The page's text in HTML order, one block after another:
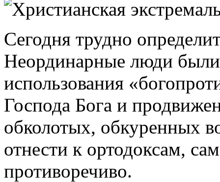
Сегодня трудно
Неординарные люди
использования
Господа Бога и
обколотых, обкуренных
отнести к ортодоксам,
противоречиво.